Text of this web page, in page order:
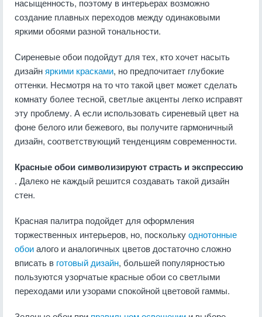
насыщенность, поэтому в интерьерах возможно
создание плавных переходов между одинаковыми
яркими обоями разной тональности.
Сиреневые обои подойдут для тех, кто хочет насыть
дизайняркими красками, но предпочитает глубокие
оттенки. Несмотря на то что такой цвет может сделать
комнату более тесной, светлые акценты легко исправят
эту проблему. А если использовать сиреневый цвет на
фоне белого или бежевого, вы получите гармоничный
дизайн, соответствующий тенденциям современности.
Красные обои символизируют страсть и экспрессию
. Далеко не каждый решится создавать такой дизайн
стен.
Красная палитра подойдет для оформления
торжественных интерьеров, но, посколькуоднотонные
обоиалого и аналогичных цветов достаточно сложно
вписать в готовый дизайн, большей популярностью
пользуются узорчатые красные обои со светлыми
переходами или узорами спокойной цветовой гаммы.